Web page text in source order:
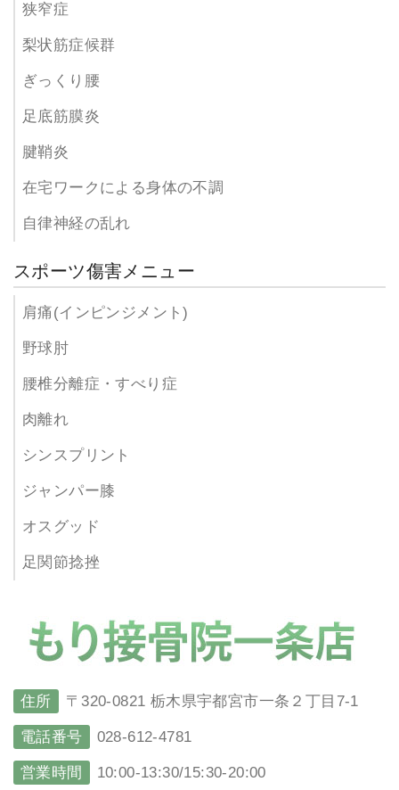
狭窄症
梨状筋症候群
ぎっくり腰
足底筋膜炎
腱鞘炎
在宅ワークによる身体の不調
自律神経の乱れ
スポーツ傷害メニュー
肩痛(インピンジメント)
野球肘
腰椎分離症・すべり症
肉離れ
シンスプリント
ジャンパー膝
オスグッド
足関節捻挫
住所 〒320-0821 栃木県宇都宮市一条２丁目7-1
電話番号 028-612-4781
営業時間 10:00-13:30/15:30-20:00